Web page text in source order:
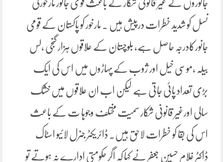
جانوروں کے غیر قانونی شکار کے باعث قومی جانور مارخورکی
نسل کو شدید خطرات درپیش ہیں ۔ مارخور کو پاکستان کے قومی
جانورکادرجہ حاصل ہے، بلوچستان کے علاقوں ہزار گنجی ،لس
بیلہ ،موسی خیل اور ژوب کے پہاڑوں میں اس کی ایک
بڑی تعداد پائی جاتی ہے لیکن اب ان علاقوں میں خشک
سالی اورغیر قانونی شکار سمیت مختلف وجوہا ت کے باعث
اس کی بقا کو خطرات لاحق ہیں۔ ڈائریکٹر جنرل لائیو اسٹاک
ڈاکٹر غلام حسین جعفر نے کہا کہ اگر حکومتی ادارے نہ ہوتے تو